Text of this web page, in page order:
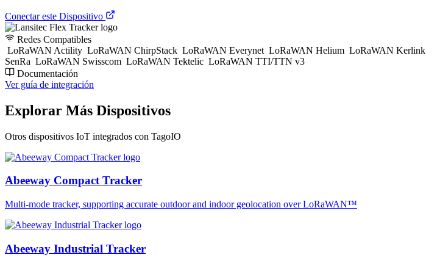
Conectar este Dispositivo
Redes Compatibles
LoRaWAN Actility LoRaWAN ChirpStack LoRaWAN Everynet LoRaWAN Helium LoRaWAN Kerlink
SenRa LoRaWAN Swisscom LoRaWAN Tektelic LoRaWAN TTI/TTN v3
Documentación
Ver guía de integración
Explorar Más Dispositivos
Otros dispositivos IoT integrados con TagoIO
Abeeway Compact Tracker
Multi-mode tracker, supporting accurate outdoor and indoor geolocation over LoRaWAN™
Abeeway Industrial Tracker